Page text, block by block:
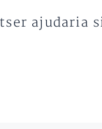
ajudaria